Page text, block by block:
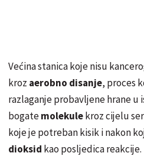
Većina stanica koje nisu
kroz aerobno disanje, proces
razlaganje probavljene hrane
bogatemolekulekroz cijelu
koje je potreban kisik i nakon
dioksid kao posljedica reakcije.